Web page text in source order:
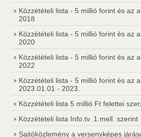
Közzétételi lista - 5 millió forint és az
2018
Közzétételi lista - 5 millió forint és az
2020
Közzétételi lista - 5 millió forint és az
2022
Közzétételi lista - 5 millió forint és az
2023.01.01 - 2023.
Közzétételi lista 5 millió Ft felettei
Közzétételi lista Info.tv. 1.mell. szerint
Sajtóközlemény a versenyképes